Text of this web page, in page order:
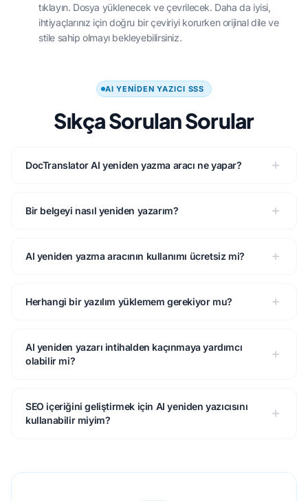
tıklayın. Dosya yüklenecek ve çevrilecek. Daha da iyisi,
ihtiyaçlarınız için doğru bir çeviriyi korurken orijinal dile ve
stile sahip olmayı bekleyebilirsiniz.
AI YENIDEN YAZICI SSS
Sıkça Sorulan Sorular
DocTranslator AI yeniden yazma aracı ne yapar?
Bir belgeyi nasıl yeniden yazarım?
AI yeniden yazma aracının kullanımı ücretsiz mi?
Herhangi bir yazılım yüklemem gerekiyor mu?
AI yeniden yazarı intihalden kaçınmaya yardımcı
olabilir mi?
SEO içeriğini geliştirmek için AI yeniden yazıcısını
kullanabilir miyim?